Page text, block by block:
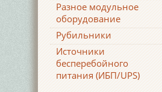
Разное модульное
оборудование
Рубильники
Источники
бесперебойного
питания (ИБП/UPS)